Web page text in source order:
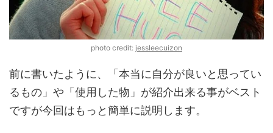
photo credit: jessleecuizon
前に書いたように、「本当に自分が良いと思ってい
るもの」や「使用した物」が紹介出来る事がベスト
ですが今回はもっと簡単に説明します。